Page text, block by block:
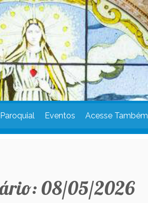
Eventos Acesse Também
08/05/2026